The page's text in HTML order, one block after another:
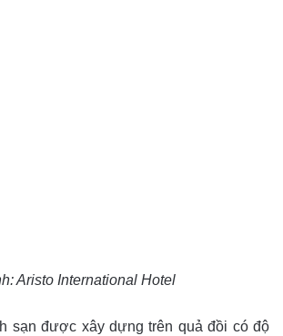
Aristo International Hotel
sạn được xây dựng trên quả đồi có độ